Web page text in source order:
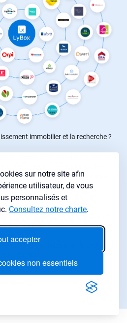
sur notre site afin
utilisateur, de vous
personnalisés et
Consultez notre charte.
accepter
non essentiels
immobilier et la recherche ?
critères. Retrouvez les résultats
application mobile
un agrégateur d'annonces
de rechercher les annonces de plus
seul endroit.
bien rentable avec le seul outil
immobiliers.